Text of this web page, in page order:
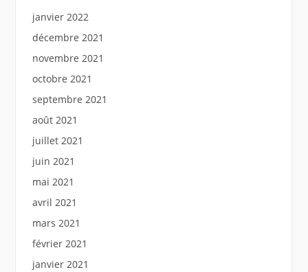
janvier 2022
décembre 2021
novembre 2021
octobre 2021
septembre 2021
août 2021
juillet 2021
juin 2021
mai 2021
avril 2021
mars 2021
février 2021
janvier 2021